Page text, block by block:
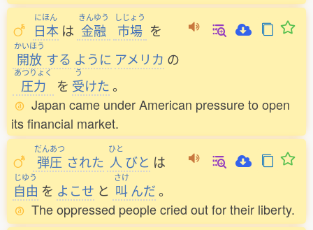
にほん
日本 は
きんゆう
金融
しじょう
市場 を
かいほう
開放 する ように アメリカ の
あつりょく
圧力 を
う
受けた。
Japan came under American pressure to open
its financial market.
だんあつ
弾圧 された
ひと
人びと は
じゆう
自由 を よこせ と
さけ
叫んだ。
The oppressed people cried out for their liberty.